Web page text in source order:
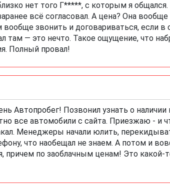
нет того Г*****, с которым я
всё согласовал. А цена? Она
звонить и договариваться, если в
там — это нечто. Такое ощущение, что
Полный провал!
Автопробег! Позвонил узнать о наличии
все автомобили с сайта. Приезжаю - и
Менеджеры начали юлить,
что наобещал не знаем. А потом и
причем по заоблачным ценам! Это какой-